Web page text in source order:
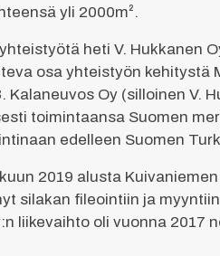
yli 2000m².
heti V. Hukkanen
osa yhteistyön kehitystä
Oy (silloinen V.
toimintaansa Suomen
edelleen Suomen
2019 alusta
silakan fileointiin ja
liikevaihto oli vuonna 2017